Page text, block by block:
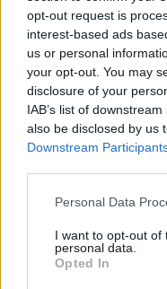
opt-out request is
interest-based ads
us or personal
your opt-out. You may
disclosure of your
IAB’s list of
also be disclosed by us
Downstream
Personal Data
I want to opt-out of
personal data.
Opted In
Bosch
Kč • náborový bonus
Jihlava)
06.08.2026 -Bosch
týdenní zálohy na mzdu
06.08.2026 -
Bosch
48.400 Kč • náborový
... další nabídky